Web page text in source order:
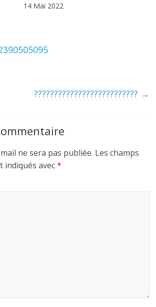
14 Mai 2022
?????????????????????????? →
ne sera pas publiée. Les champs
indiqués avec*